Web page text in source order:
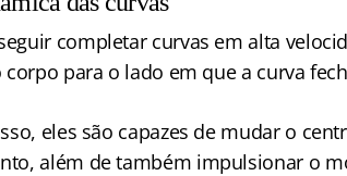
completar curvas em alta
para o lado em que a curva
eles são capazes de mudar o
além de também impulsionar o